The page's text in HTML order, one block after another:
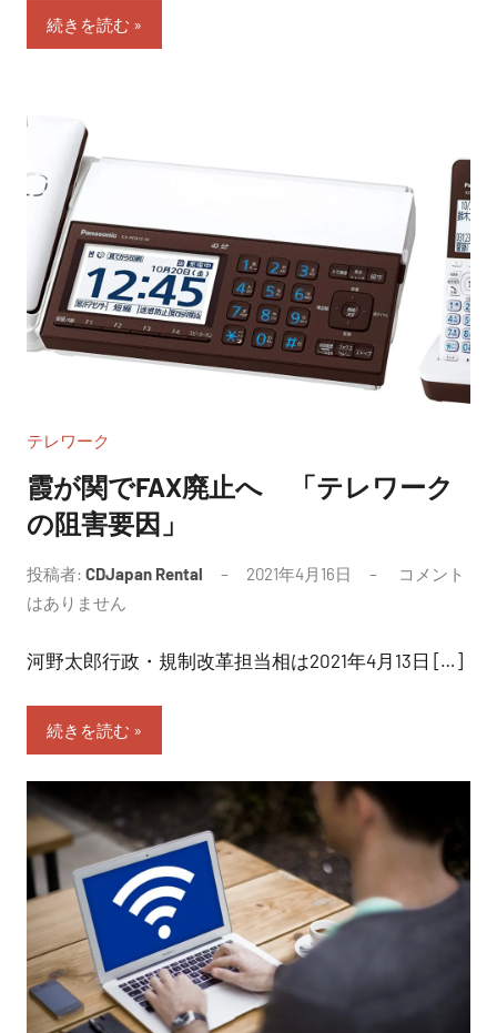
続きを読む
テレワーク
霞が関でFAX廃止へ 「テレワーク
の阻害要因」
投稿者: CDJapan Rental 2021年4月16日
コメント
はありません
河野太郎行政・規制改革担当相は2021年4月13日 […]
続きを読む